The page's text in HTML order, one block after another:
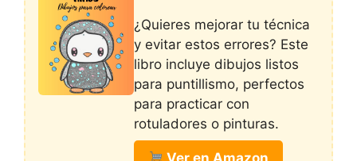
¿Quieres mejorar tu técnica
y evitar estos errores? Este
libro incluye dibujos listos
para puntillismo, perfectos
para practicar con
rotuladores o pinturas.
Ver en Amazon